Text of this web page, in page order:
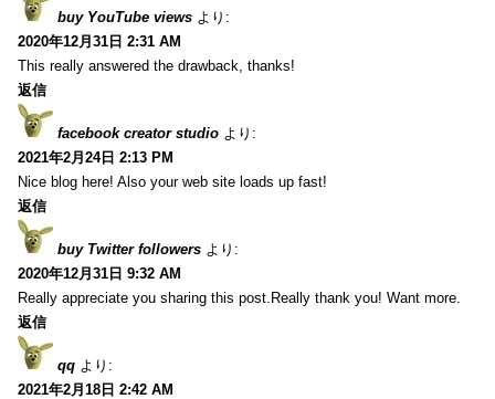
buy YouTube views より:
2020年12月31日 2:31 AM
This really answered the drawback, thanks!
返信
facebook creator studio より:
2021年2月24日 2:13 PM
Nice blog here! Also your web site loads up fast!
返信
buy Twitter followers より:
2020年12月31日 9:32 AM
Really appreciate you sharing this post.Really thank you! Want more.
返信
qq より:
2021年2月18日 2:42 AM